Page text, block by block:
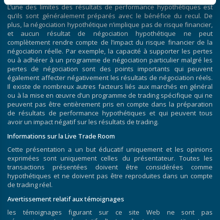
L’une des limites des résultats de performance hypothétiques est
qu’ils sont généralement préparés avec le bénéfice du recul. De
plus, la négociation hypothétique n’implique pas de risque financier,
et aucun résultat de négociation hypothétique ne peut
complètement rendre compte de l’impact du risque financier de la
négociation réelle. Par exemple, la capacité à supporter les pertes
ou à adhérer à un programme de négociation particulier malgré les
pertes de négociation sont des points importants qui peuvent
également affecter négativement les résultats de négociation réels.
Il existe de nombreux autres facteurs liés aux marchés en général
ou à la mise en œuvre d’un programme de trading spécifique qui ne
peuvent pas être entièrement pris en compte dans la préparation
de résultats de performance hypothétiques et qui peuvent tous
avoir un impact négatif sur les résultats de trading.
Informations sur la Live Trade Room
Cette présentation a un but éducatif uniquement et les opinions
exprimées sont uniquement celles du présentateur. Toutes les
transactions présentées doivent être considérées comme
hypothétiques et ne doivent pas être reproduites dans un compte
de trading réel.
Avertissement relatif aux témoignages
les témoignages figurant sur ce site Web ne sont pas